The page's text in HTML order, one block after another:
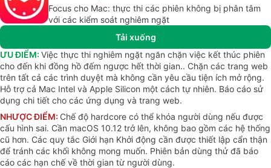
Focus cho Mac: thực thi các phiên không bị phân tâm
với các kiểm soát nghiêm ngặt
Tải xuống
ƯU ĐIỂM: Việc thực thi nghiêm ngặt ngăn chặn việc kết thúc phiên
cho đến khi đồng hồ đếm ngược hết thời gian.. Chặn các trang web
trên tất cả các trình duyệt mà không cần yêu cầu tiện ích mở rộng.
Hỗ trợ cả Mac Intel và Apple Silicon một cách tự nhiên. Báo cáo sử
dụng chi tiết cho các ứng dụng và trang web.
NHƯỢC ĐIỂM: Chế độ hardcore có thể khóa người dùng nếu được
cấu hình sai. Cần macOS 10.12 trở lên, không bao gồm các hệ thống
cũ hơn. Các quy tắc Giới hạn Khởi động cần được thiết lập cẩn thận
để tránh các khối không mong muốn. Phiên bản dùng thử đã báo
cáo các hạn chế về thời gian từ người dùng.